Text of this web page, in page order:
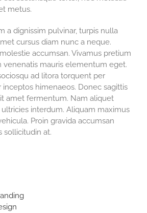
metus.
a dignissim pulvinar, turpis nulla
cursus diam nunc a neque.
accumsan. Vivamus pretium
venenatis mauris elementum eget.
ad litora torquent per
inceptos himenaeos. Donec sagittis
amet fermentum. Nam aliquet
interdum. Aliquam maximus
Proin gravida accumsan
sollicitudin at.